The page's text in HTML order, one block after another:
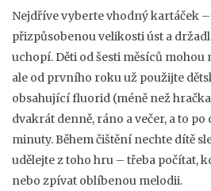
Nejdříve vyberte vhodný kartáček
přizpůsobenou velikosti úst a
uchopí. Děti od šesti měsíců
ale od prvního roku už použijte
obsahující fluorid (méně než
dvakrát denně, ráno a večer, a to po
minuty. Během čištění nechte dítě
udělejte z toho hru – třeba počítat,
nebo zpívat oblíbenou melodii.